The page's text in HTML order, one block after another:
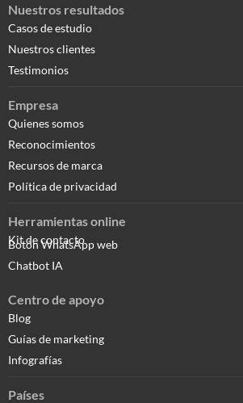
Nuestros resultados
Casos de estudio
Nuestros clientes
Testimonios
Empresa
Quienes somos
Reconocimientos
Recursos de marca
Política de privacidad
Herramientas online
Kit de contacto
Botón WhatsApp web
Chatbot IA
Centro de apoyo
Blog
Guías de marketing
Infografías
Países